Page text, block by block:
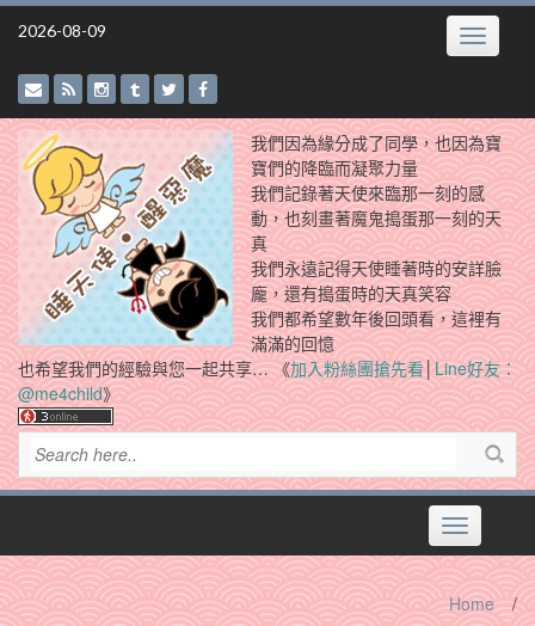
Skip
2026-08-09 Toggle
我們因為緣分成了同學，也因為寶
寶們的降臨而凝聚力量
我們記錄著天使來臨那一刻的感
動，也刻畫著魔鬼搗蛋那一刻的天
真
我們永遠記得天使睡著時的安詳臉
龐，還有搗蛋時的天真笑容
我們都希望數年後回頭看，這裡有
滿滿的回憶
也希望我們的經驗與您一起共享… 《加入粉絲團搶先看│Line好友：
@me4child》
Toggle
navigation
Home /